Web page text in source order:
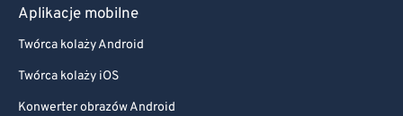
Aplikacje mobilne
Twórca kolaży Android
Twórca kolaży iOS
Konwerter obrazów Android